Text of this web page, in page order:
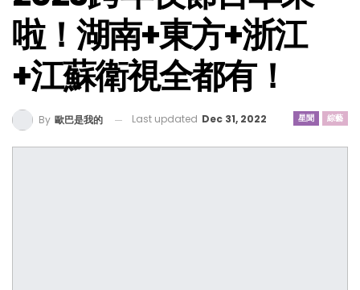
啦！湖南+東方+浙江
+江蘇衛視全都有！
星聞 綜藝
By 歐巴是我的 Last updated Dec 31, 2022